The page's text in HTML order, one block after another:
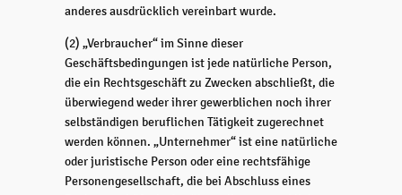
anderes ausdrücklich vereinbart wurde.
(2) „Verbraucher“ im Sinne dieser
Geschäftsbedingungen ist jede natürliche Person,
die ein Rechtsgeschäft zu Zwecken abschließt, die
überwiegend weder ihrer gewerblichen noch ihrer
selbständigen beruflichen Tätigkeit zugerechnet
werden können. „Unternehmer“ ist eine natürliche
oder juristische Person oder eine rechtsfähige
Personengesellschaft, die bei Abschluss eines